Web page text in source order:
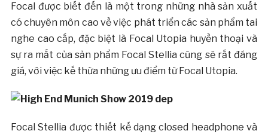
Focal được biết đến là một trong những nhà sản xuất
có chuyên môn cao về việc phát triển các sản phẩm tai
nghe cao cấp, đặc biệt là Focal Utopia huyền thoại và
sự ra mắt của sản phẩm Focal Stellia cũng sẽ rất đáng
giá, với việc kế thừa những ưu điểm từ Focal Utopia.
Focal Stellia được thiết kế dạng closed headphone và